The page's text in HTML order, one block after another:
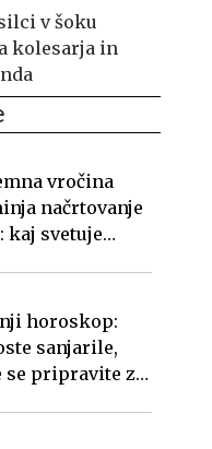
v šoku
kolesarja in
vročina
načrtovanje
kaj svetuje
horoskop:
sanjarile,
se pripravite za